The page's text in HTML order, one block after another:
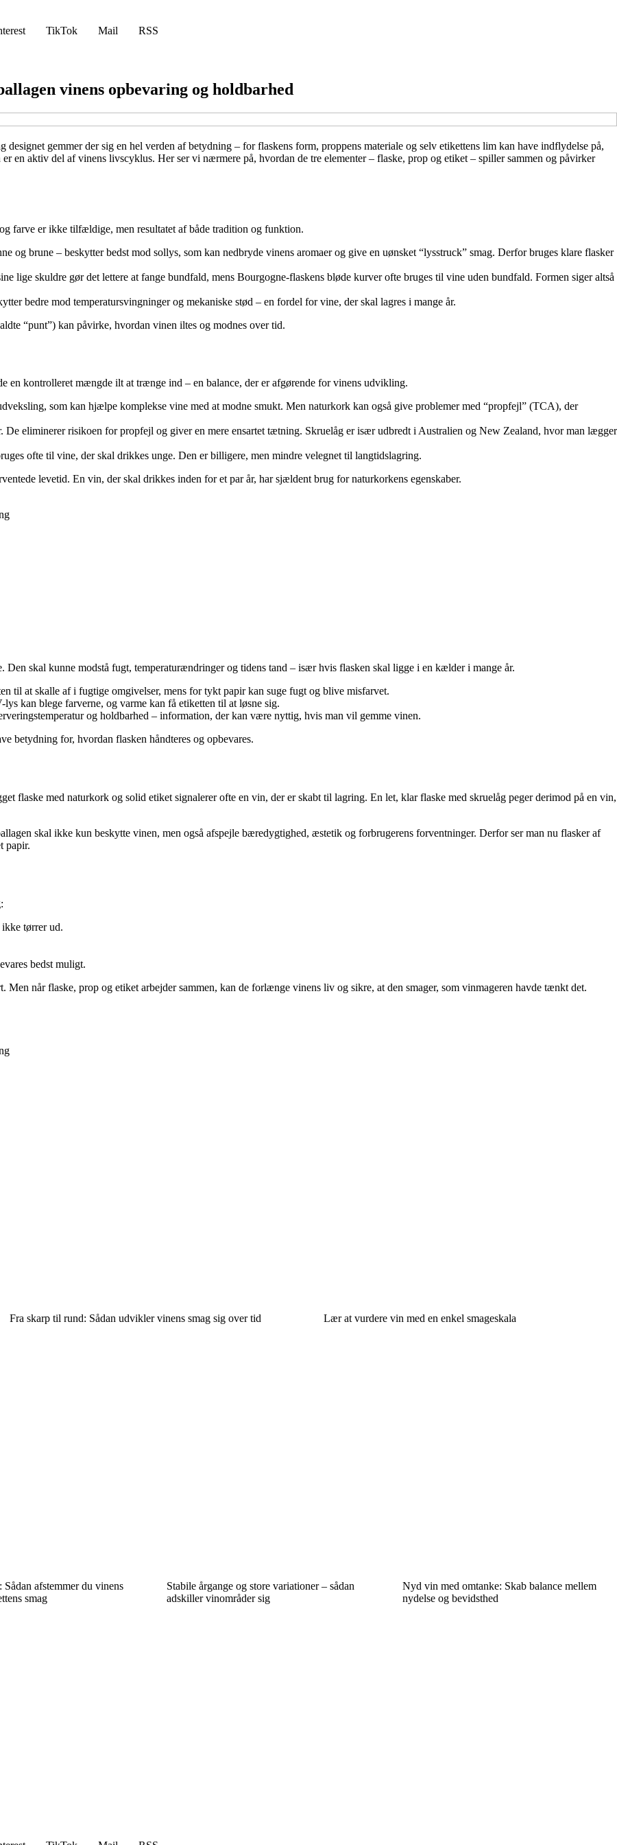
TikTok Mail RSS
vinens opbevaring og holdbarhed
gemmer der sig en hel verden af betydning – for flaskens form, proppens materiale og selv etikettens lim kan have indflydelse på,
en aktiv del af vinens livscyklus. Her ser vi nærmere på, hvordan de tre elementer – flaske, prop og etiket – spiller sammen og påvirker
farve er ikke tilfældige, men resultatet af både tradition og funktion.
og brune – beskytter bedst mod sollys, som kan nedbryde vinens aromaer og give en uønsket “lysstruck” smag. Derfor bruges klare flasker
lige skuldre gør det lettere at fange bundfald, mens Bourgogne-flaskens bløde kurver ofte bruges til vine uden bundfald. Formen siger altså
bedre mod temperatursvingninger og mekaniske stød – en fordel for vine, der skal lagres i mange år.
“punt”) kan påvirke, hvordan vinen iltes og modnes over tid.
en kontrolleret mængde ilt at trænge ind – en balance, der er afgørende for vinens udvikling.
som kan hjælpe komplekse vine med at modne smukt. Men naturkork kan også give problemer med “propfejl” (TCA), der
De eliminerer risikoen for propfejl og giver en mere ensartet tætning. Skruelåg er især udbredt i Australien og New Zealand, hvor man lægger
ofte til vine, der skal drikkes unge. Den er billigere, men mindre velegnet til langtidslagring.
levetid. En vin, der skal drikkes inden for et par år, har sjældent brug for naturkorkens egenskaber.
Den skal kunne modstå fugt, temperaturændringer og tidens tand – især hvis flasken skal ligge i en kælder i mange år.
til at skalle af i fugtige omgivelser, mens for tykt papir kan suge fugt og blive misfarvet.
kan blege farverne, og varme kan få etiketten til at løsne sig.
og holdbarhed – information, der kan være nyttig, hvis man vil gemme vinen.
betydning for, hvordan flasken håndteres og opbevares.
flaske med naturkork og solid etiket signalerer ofte en vin, der er skabt til lagring. En let, klar flaske med skruelåg peger derimod på en vin,
skal ikke kun beskytte vinen, men også afspejle bæredygtighed, æstetik og forbrugerens forventninger. Derfor ser man nu flasker af
papir.
tørrer ud.
bedst muligt.
Men når flaske, prop og etiket arbejder sammen, kan de forlænge vinens liv og sikre, at den smager, som vinmageren havde tænkt det.
Fra skarp til rund: Sådan udvikler vinens smag sig over tid Lær at vurdere vin med en enkel smageskala
afstemmer du vinens
smag
Stabile årgange og store variationer – sådan
adskiller vinområder sig
Nyd vin med omtanke: Skab balance mellem
nydelse og bevidsthed